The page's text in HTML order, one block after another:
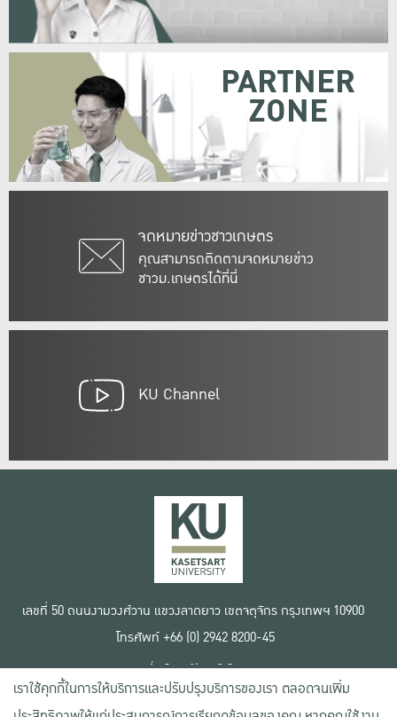
จดหมายข่าวชาวเกษตร
คุณสามารถติดตามจดหมายข่าว
ชาวม.เกษตรได้ที่นี่
PARTNER
ZONE
KU Channel
เลขที่ 50 ถนนงามวงศ์วาน แขวงลาดยาว เขตจตุจักร กรุงเทพฯ 10900
โทรศัพท์ +66 (0) 2942 8200-45
เงื่อนไขการใช้งานเว็บไซต์
ข้อตกลงด้านสิทธิ์ใช้งาน
นโยบายความเป็นส่วนตัว
เราใช้คุกกี้ในการให้บริการและปรับปรุงบริการของเรา ตลอดจนเพิ่ม